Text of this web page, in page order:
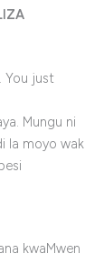
You just
Mungu ni
la moyo wak
kwaMwen